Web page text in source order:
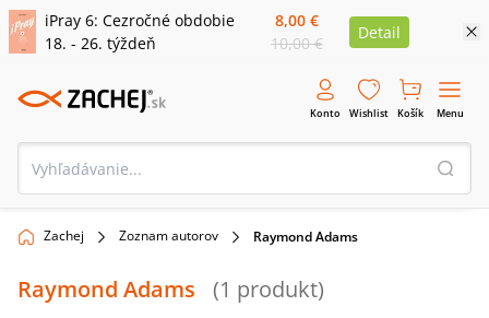
iPray 6: Cezročné obdobie
18. - 26. týždeň
8,00 €
10,00 €
Detail
Konto Wishlist Košík Menu
Zachej Zoznam autorov Raymond Adams
Raymond Adams (1 produkt)